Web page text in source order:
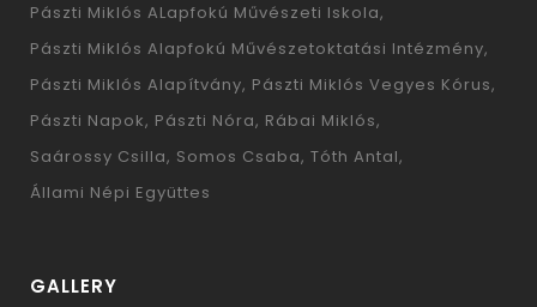
Pászti Miklós ALapfokú Művészeti Iskola
Pászti Miklós Alapfokú Művészetoktatási Intézmény
Pászti Miklós Alapítvány Pászti Miklós Vegyes Kórus
Pászti Napok Pászti Nóra Rábai Miklós
Saárossy Csilla Somos Csaba Tóth Antal
Állami Népi Együttes
GALLERY